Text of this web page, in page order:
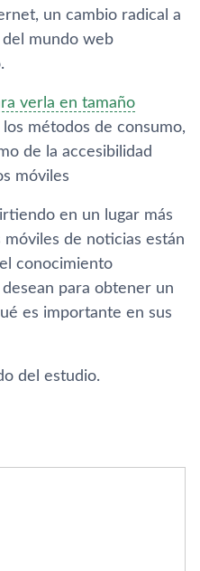
un cambio radical a
del mundo web
verla en tamaño
métodos de consumo,
de la accesibilidad
móviles
en un lugar más
de noticias están
conocimiento
para obtener un
es importante en sus
del estudio.